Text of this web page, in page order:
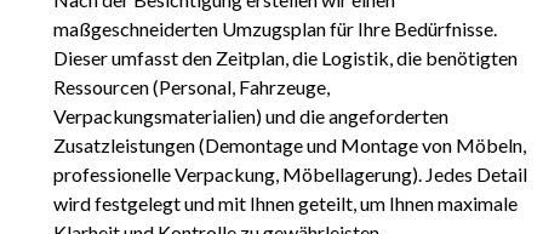
maßgeschneiderten Umzugsplan für Ihre Bedürfnisse.
Dieser umfasst den Zeitplan, die Logistik, die benötigten
Ressourcen (Personal, Fahrzeuge,
Verpackungsmaterialien) und die angeforderten
Zusatzleistungen (Demontage und Montage von Möbeln,
professionelle Verpackung, Möbellagerung). Jedes Detail
wird festgelegt und mit Ihnen geteilt, um Ihnen maximale